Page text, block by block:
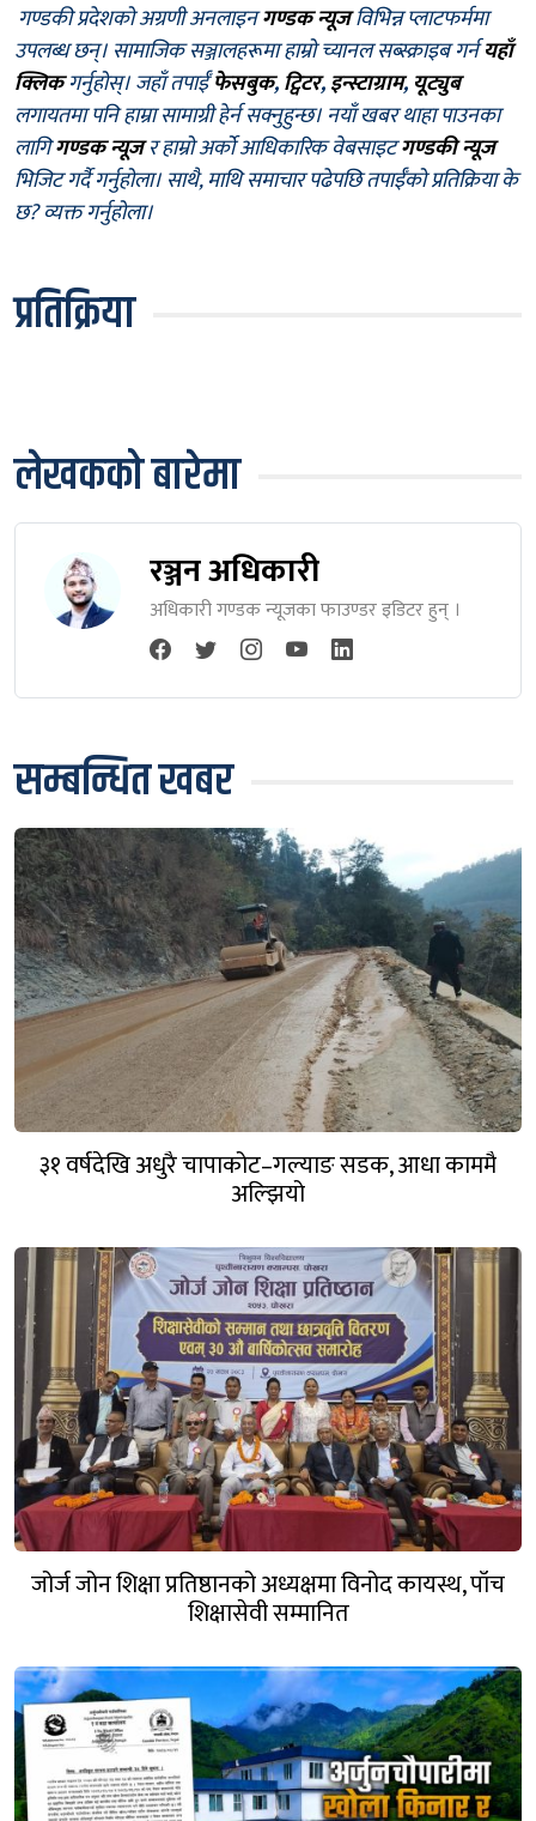
गण्डकी प्रदेशको अग्रणी अनलाइनगण्डक न्यूजविभिन्न प्लाटफर्ममा
उपलब्ध छन्। सामाजिक सञ्जालहरूमा हाम्रो च्यानल सब्स्क्राइब गर्नयहाँ
क्लिकगर्नुहोस्। जहाँ तपाईँफेसबुक,ट्विटर,इन्स्टाग्राम, यूट्युब
लगायतमा पनि हाम्रा सामाग्री हेर्न सक्नुहुन्छ। नयाँ खबर थाहा पाउनका
लागिगण्डक न्यूजर हाम्रो अर्को आधिकारिक वेबसाइटगण्डकी न्यूज
भिजिट गर्दै गर्नुहोला। साथै, माथि समाचार पढेपछि तपाईँको प्रतिक्रिया के
छ? व्यक्त गर्नुहोला।
प्रतिक्रिया
लेखकको बारेमा
रञ्जन अधिकारी
अधिकारी गण्डक न्यूजका फाउण्डर इडिटर हुन् ।
सम्बन्धित खबर
३१ वर्षदेखि अधुरै चापाकोट–गल्याङ सडक, आधा काममै
अल्झियो
जोर्ज जोन शिक्षा प्रतिष्ठानको अध्यक्षमा विनोद कायस्थ, पाँच
शिक्षासेवी सम्मानित